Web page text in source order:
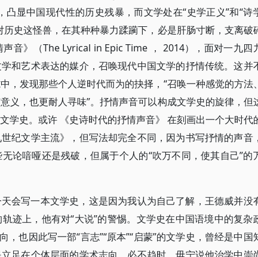
显中国现代性的历史残暴，而文学处在“史学正义”和“诗
史这怪兽，在其种种暴力蹂躏下，必是肝肠寸断，支离破
音》（The Lyrical in Epic Time ， 2014），面对一九四
和艺术表达的媒介，召唤现代中国文学的抒情传统。这并
，发现那些个人逆时代而为的抉择，“召唤一种感觉的方法
义，也更耐人寻味”。抒情声音可以构成文学史的旋律，但
学史。或许 《史诗时代的抒情声音》 在刻画出一个大时代
纪文学主流》，但写法却完全不同，因为书写抒情的声音
论喑哑还是残破，但属于个人的“吹万不同，使其自己”的
会写一本文学史，这是因为我认为自己了解，王德威并没
迹上，他有对“大说”的警惕。文学史在中国语境中的复杂
，也因此写一部“言志”“原本”“启蒙”的文学史，曾经是中国